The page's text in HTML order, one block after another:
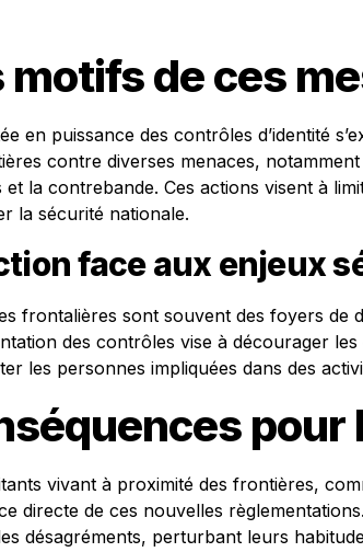
motifs de ces
en puissance des contrôles d’identité
contre diverses menaces,
et la contrebande. Ces actions visent à
la sécurité nationale.
face aux enjeux
frontalières sont souvent des foyers de
des contrôles vise à décourager
les personnes impliquées dans des
pour
vivant à proximité des frontières,
directe de ces nouvelles
désagréments, perturbant leurs